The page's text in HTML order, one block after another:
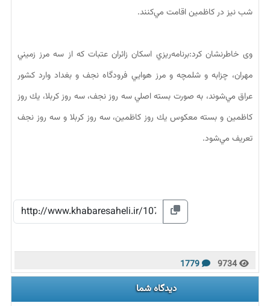
شب نيز در كاظمين اقامت مي‌كنند.
وی خاطرنشان کرد:برنامه‌ريزي اسكان زائران عتبات كه از سه مرز زميني
مهران، چزابه و شلمچه و مرز هوايي فرودگاه نجف و بغداد وارد كشور
عراق مي‌شوند، به صورت بسته اصلي سه روز نجف، سه روز كربلا، يك روز
كاظمين و بسته معكوس يك روز كاظمين، سه روز كربلا و سه روز نجف
تعريف مي‌شود.
دیدگاه شما